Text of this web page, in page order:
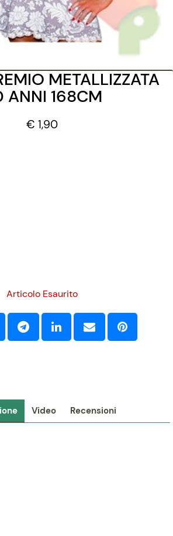
METALLIZZATA
ANNI 168CM
€ 1,90
Articolo Esaurito
Video Recensioni